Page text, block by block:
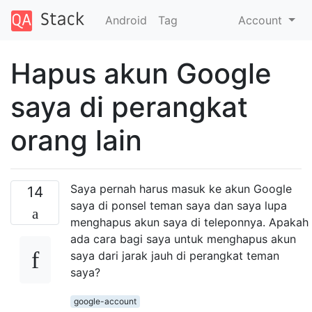
Android Tag Account
Hapus akun Google
saya di perangkat
orang lain
14
Saya pernah harus masuk ke akun Google
saya di ponsel teman saya dan saya lupa
menghapus akun saya di teleponnya. Apakah
ada cara bagi saya untuk menghapus akun
saya dari jarak jauh di perangkat teman
saya?
google-account